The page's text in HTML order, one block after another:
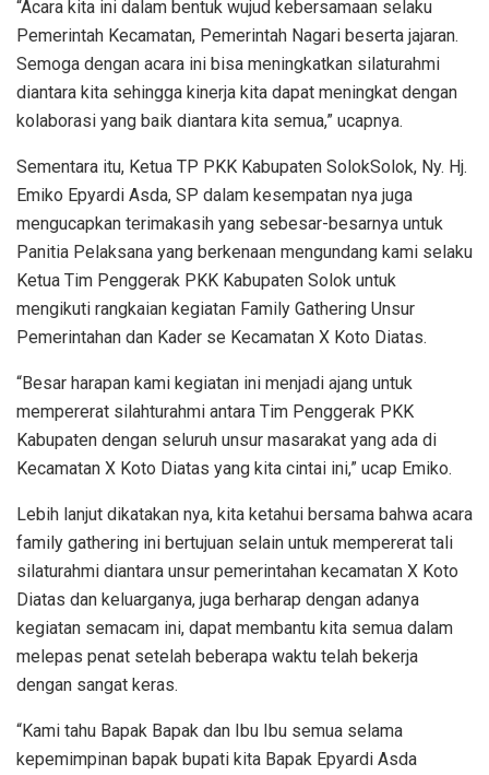
“Acara kita ini dalam bentuk wujud kebersamaan selaku
Pemerintah Kecamatan, Pemerintah Nagari beserta jajaran.
Semoga dengan acara ini bisa meningkatkan silaturahmi
diantara kita sehingga kinerja kita dapat meningkat dengan
kolaborasi yang baik diantara kita semua,” ucapnya.
Sementara itu, Ketua TP PKK Kabupaten SolokSolok, Ny. Hj.
Emiko Epyardi Asda, SP dalam kesempatan nya juga
mengucapkan terimakasih yang sebesar-besarnya untuk
Panitia Pelaksana yang berkenaan mengundang kami selaku
Ketua Tim Penggerak PKK Kabupaten Solok untuk
mengikuti rangkaian kegiatan Family Gathering Unsur
Pemerintahan dan Kader se Kecamatan X Koto Diatas.
“Besar harapan kami kegiatan ini menjadi ajang untuk
mempererat silahturahmi antara Tim Penggerak PKK
Kabupaten dengan seluruh unsur masarakat yang ada di
Kecamatan X Koto Diatas yang kita cintai ini,” ucap Emiko.
Lebih lanjut dikatakan nya, kita ketahui bersama bahwa acara
family gathering ini bertujuan selain untuk mempererat tali
silaturahmi diantara unsur pemerintahan kecamatan X Koto
Diatas dan keluarganya, juga berharap dengan adanya
kegiatan semacam ini, dapat membantu kita semua dalam
melepas penat setelah beberapa waktu telah bekerja
dengan sangat keras.
“Kami tahu Bapak Bapak dan Ibu Ibu semua selama
kepemimpinan bapak bupati kita Bapak Epyardi Asda